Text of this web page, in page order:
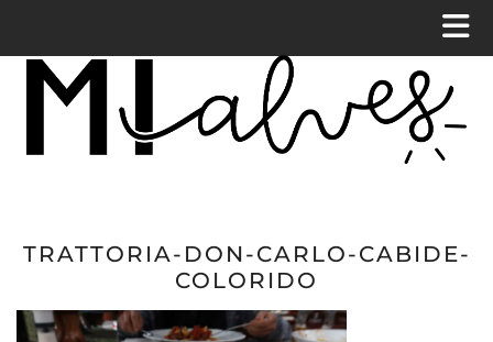
TRATTORIA-DON-CARLO-CABIDE-
COLORIDO